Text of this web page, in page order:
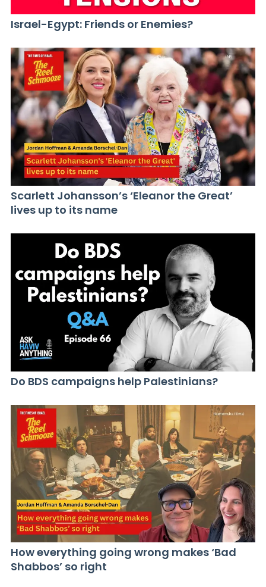
Israel-Egypt: Friends or Enemies?
Scarlett Johansson’s ‘Eleanor the Great’
lives up to its name
Do BDS campaigns help Palestinians?
How everything going wrong makes ‘Bad
Shabbos’ so right